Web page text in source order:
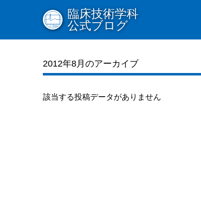
臨床技術学科
公式ブログ
2012年8月のアーカイブ
該当する投稿データがありません